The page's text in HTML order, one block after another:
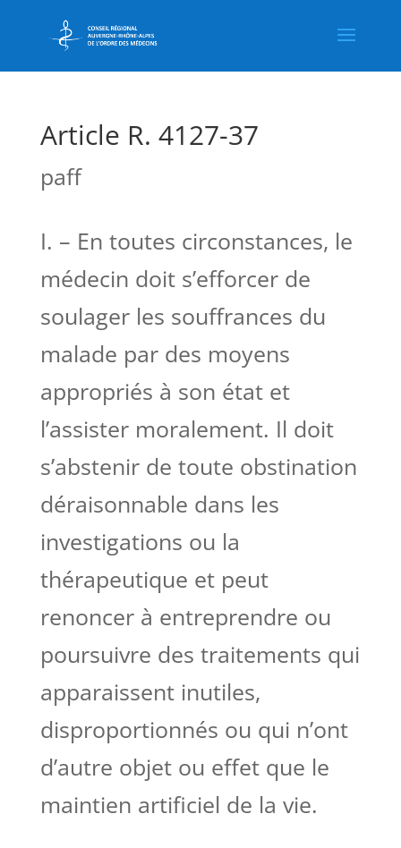
Article R. 4127-37
paff
I. – En toutes circonstances, le
médecin doit s’efforcer de
soulager les souffrances du
malade par des moyens
appropriés à son état et
l’assister moralement. Il doit
s’abstenir de toute obstination
déraisonnable dans les
investigations ou la
thérapeutique et peut
renoncer à entreprendre ou
poursuivre des traitements qui
apparaissent inutiles,
disproportionnés ou qui n’ont
d’autre objet ou effet que le
maintien artificiel de la vie.